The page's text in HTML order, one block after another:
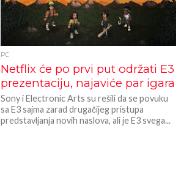
PC
Netflix će po prvi put održati E3
prezentaciju, najaviće par igara
Sony i Electronic Arts su rešili da se povuku
sa E3 sajma zarad drugačijeg pristupa
predstavljanja novih naslova, ali je E3 svega...